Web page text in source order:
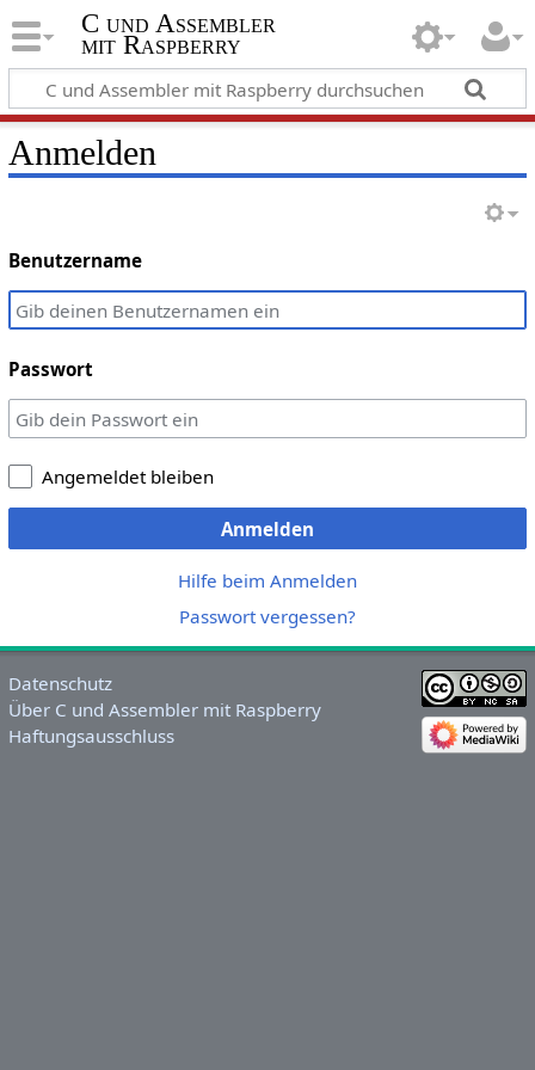
C und Assembler
mit Raspberry
Anmelden
Benutzername
Passwort
Angemeldet bleiben
Anmelden
Hilfe beim Anmelden
Passwort vergessen?
Datenschutz
Über C und Assembler mit Raspberry
Haftungsausschluss